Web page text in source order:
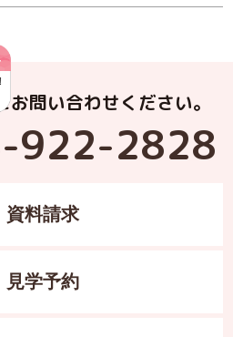
問い合わせください。
922-2828
資料請求
見学予約